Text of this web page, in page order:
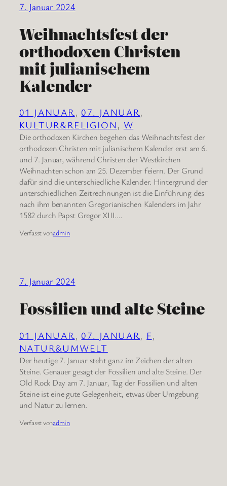
7. Januar 2024
Weihnachtsfest der
orthodoxen Christen
mit julianischem
Kalender
01 JANUAR, 07. JANUAR
KULTUR&RELIGION, W
Die orthodoxen Kirchen begehen das Weihnachtsfest der
orthodoxen Christen mit julianischem Kalender erst am 6.
und 7. Januar, während Christen der Westkirchen
Weihnachten schon am 25. Dezember feiern. Der Grund
dafür sind die unterschiedliche Kalender. Hintergrund der
unterschiedlichen Zeitrechnungen ist die Einführung des
nach ihm benannten Gregorianischen Kalenders im Jahr
1582 durch Papst Gregor XIII.…
Verfasst vonadmin
7. Januar 2024
Fossilien und alte Steine
01 JANUAR , 07. JANUAR, F
NATUR&UMWELT
Der heutige 7. Januar steht ganz im Zeichen der alten
Steine. Genauer gesagt der Fossilien und alte Steine. Der
Old Rock Day am 7. Januar, Tag der Fossilien und alten
Steine ist eine gute Gelegenheit, etwas über Umgebung
und Natur zu lernen.
Verfasst vonadmin